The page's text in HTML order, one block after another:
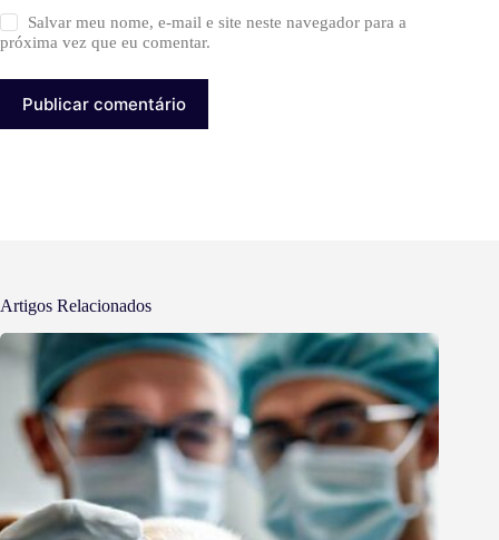
Salvar meu nome, e-mail e site neste navegador para a
próxima vez que eu comentar.
Publicar comentário
Artigos Relacionados